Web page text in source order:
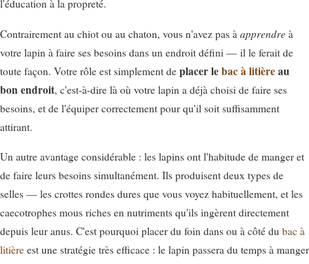
l'éducation à la propreté.
Contrairement au chiot ou au chaton, vous n'avez pas à apprendre à
votre lapin à faire ses besoins dans un endroit défini — il le ferait de
toute façon. Votre rôle est simplement de placer lebac à litièreau
bon endroit, c'est-à-dire là où votre lapin a déjà choisi de faire ses
besoins, et de l'équiper correctement pour qu'il soit suffisamment
attirant.
Un autre avantage considérable : les lapins ont l'habitude de manger et
de faire leurs besoins simultanément. Ils produisent deux types de
selles — les crottes rondes dures que vous voyez habituellement, et les
caecotrophes mous riches en nutriments qu'ils ingèrent directement
depuis leur anus. C'est pourquoi placer du foin dans ou à côté du bac à
litière est une stratégie très efficace : le lapin passera du temps à manger